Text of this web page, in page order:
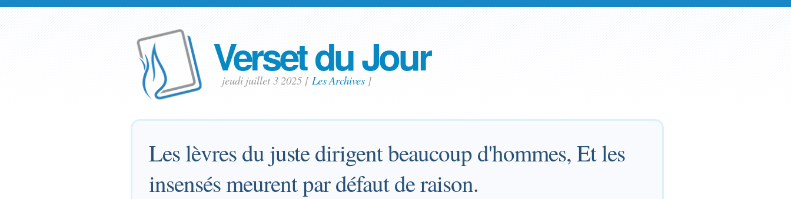
Verset du Jour
jeudi juillet 3 2025 [ Les Archives]
Les lèvres du juste dirigent beaucoup d'hommes, Et les
insensés meurent par défaut de raison.